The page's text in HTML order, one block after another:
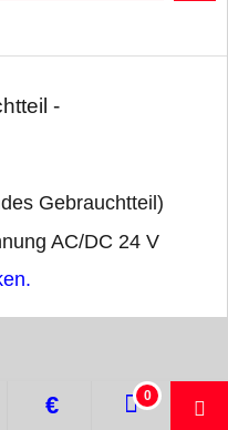
-
Gebrauchtteil)
AC/DC 24 V
0
€